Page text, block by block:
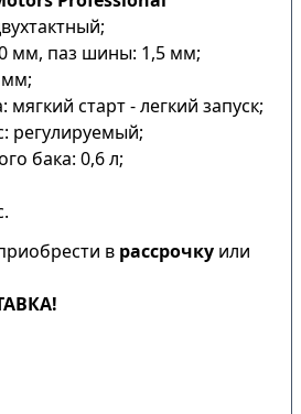
мм, паз шины: 1,5 мм;
мягкий старт - легкий запуск;
регулируемый;
бака: 0,6 л;
в рассрочку или